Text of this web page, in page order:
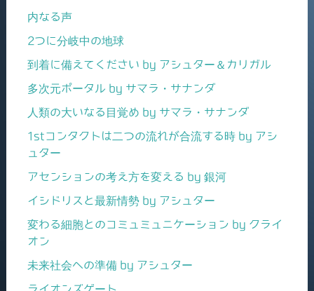
内なる声
2つに分岐中の地球
到着に備えてください by アシュター＆カリガル
多次元ポータル by サマラ・サナンダ
人類の大いなる目覚め by サマラ・サナンダ
1stコンタクトは二つの流れが合流する時 by アシ
ュター
アセンションの考え方を変える by 銀河
イシドリスと最新情勢 by アシュター
変わる細胞とのコミュミュニケーション by クライ
オン
未来社会への準備 by アシュター